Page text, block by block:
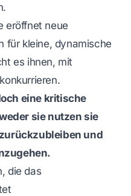
eröffnet neue
für kleine, dynamische
es ihnen, mit
eine kritische
sie nutzen sie
und
die das